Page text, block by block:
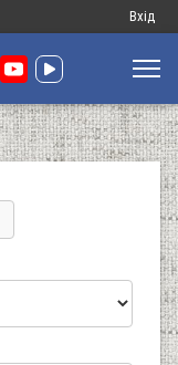
Меню
запису
Вхід